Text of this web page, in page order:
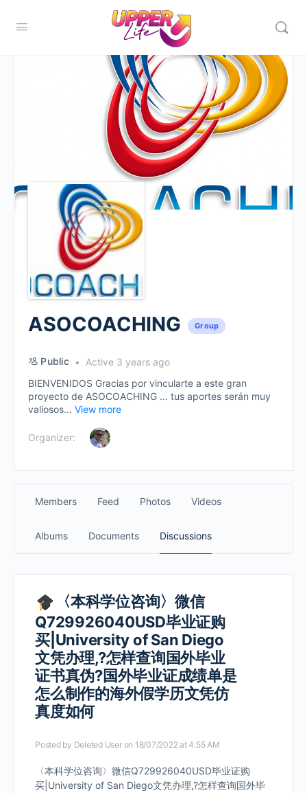
ASOCOACHING Group
Public
Active 3 years ago
BIENVENIDOS Gracias por vincularte a este gran
proyecto de ASOCOACHING … tus aportes serán muy
valiosos... View more
Organizer:
Members Feed Photos Videos
Albums Documents Discussions
〈本科学位咨询〉微信
Q729926040USD毕业证购
买|University of San Diego
文凭办理,?怎样查询国外毕业
证书真伪?国外毕业证成绩单是
怎么制作的海外假学历文凭仿
真度如何
Posted by Deleted User on 18/07/2022 at 4:55 AM
〈本科学位咨询〉微信Q729926040USD毕业证购
买|University of San Diego文凭办理,?怎样查询国外毕